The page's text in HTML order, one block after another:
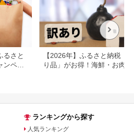
るさと
ンペー
【2026年】ふるさと納税「
り品」がお得！海鮮・お肉・
ランキングから探す
人気ランキング